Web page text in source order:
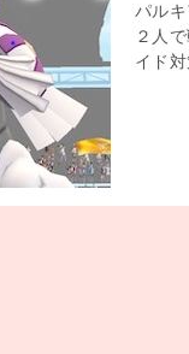
パル
２人
イド